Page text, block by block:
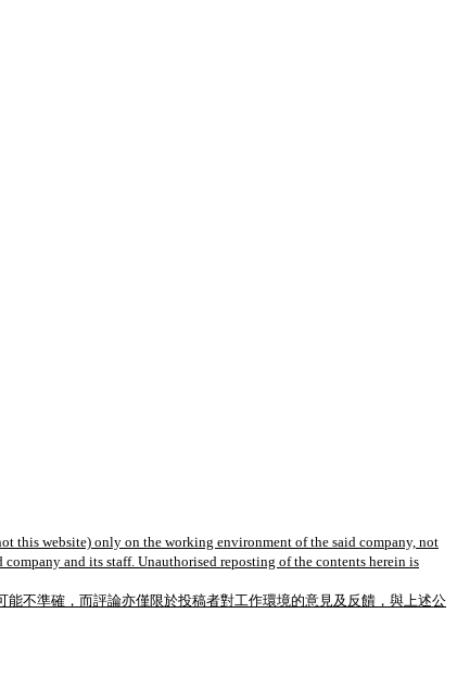
this website) only on the working environment of the said company, not
and its staff. Unauthorised reposting of the contents herein is
不準確，而評論亦僅限於投稿者對工作環境的意見及反饋，與上述公